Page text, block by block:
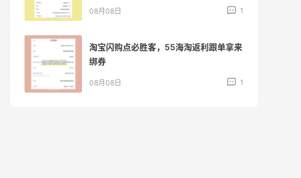
08月08日 1
淘宝闪购点必胜客，55海淘返利跟单拿来
绑券
08月08日 1